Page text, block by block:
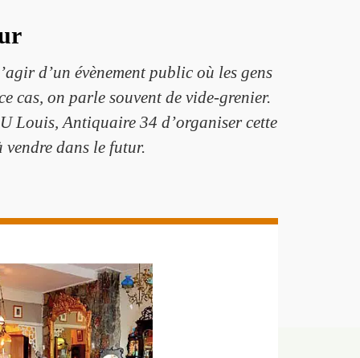
d’un évènement public où les gens
cas, on parle souvent de vide-grenier.
Louis, Antiquaire 34 d’organiser cette
dans le futur.